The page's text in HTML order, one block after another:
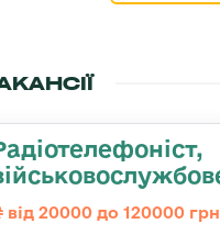
від 20000 до 120000 грн